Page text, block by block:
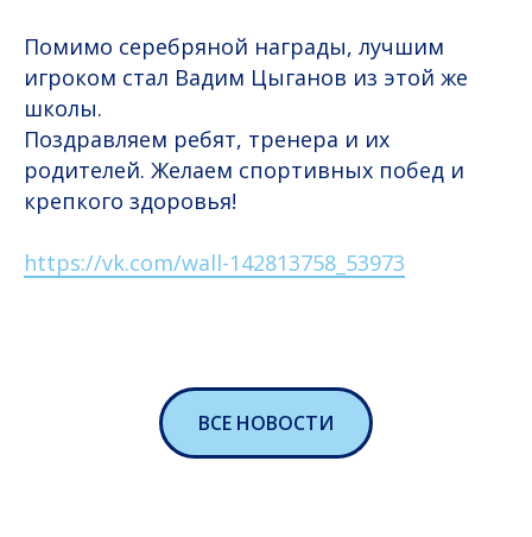
Помимо серебряной награды, лучшим
игроком стал Вадим Цыганов из этой же
школы.
Поздравляем ребят, тренера и их
родителей. Желаем спортивных побед и
крепкого здоровья!
https://vk.com/wall-142813758_53973
ВСЕ НОВОСТИ